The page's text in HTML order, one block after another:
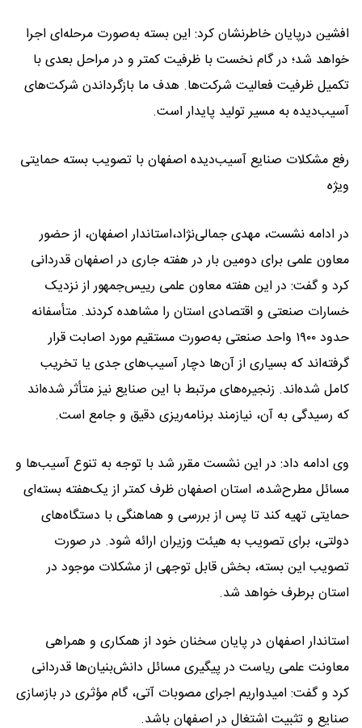
افشین درپایان خاطرنشان کرد: این بسته به‌صورت مرحله‌ای اجرا
خواهد شد؛ در گام نخست با ظرفیت کمتر و در مراحل بعدی با
تکمیل ظرفیت فعالیت شرکت‌ها. هدف ما بازگرداندن شرکت‌های
آسیب‌دیده به مسیر تولید پایدار است.
رفع مشکلات صنایع آسیب‌دیده اصفهان با تصویب بسته حمایتی
ویژه
در ادامه نشست، مهدی جمالی‌نژاد،استاندار اصفهان، از حضور
معاون علمی برای دومین بار در هفته جاری در اصفهان قدردانی
کرد و گفت: در این هفته معاون علمی رییس‌جمهور از نزدیک
خسارات صنعتی و اقتصادی استان را مشاهده کردند. متأسفانه
حدود ۱۹۰۰ واحد صنعتی به‌صورت مستقیم مورد اصابت قرار
گرفته‌اند که بسیاری از آن‌ها دچار آسیب‌های جدی یا تخریب
کامل شده‌اند. زنجیره‌های مرتبط با این صنایع نیز متأثر شده‌اند
که رسیدگی به آن، نیازمند برنامه‌ریزی دقیق و جامع است.
وی ادامه داد: در این نشست مقرر شد با توجه به تنوع آسیب‌ها و
مسائل مطرح‌شده، استان اصفهان ظرف کمتر از یک‌هفته بسته‌ای
حمایتی تهیه کند تا پس از بررسی و هماهنگی با دستگاه‌های
دولتی، برای تصویب به هیئت وزیران ارائه شود. در صورت
تصویب این بسته، بخش قابل توجهی از مشکلات موجود در
استان برطرف خواهد شد.
استاندار اصفهان در پایان سخنان خود از همکاری و همراهی
معاونت علمی ریاست‌ در پیگیری مسائل دانش‌بنیان‌ها قدردانی
کرد و گفت: امیدواریم اجرای مصوبات آتی، گام مؤثری در بازسازی
صنایع و تثبیت اشتغال در اصفهان باشد.